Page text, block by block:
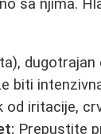
sa njima.
biti
od iritacije,
Prepustite